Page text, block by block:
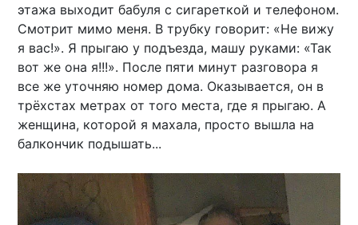
этажа выходит бабуля с сигареткой и телефоном.
Смотрит мимо меня. В трубку говорит: «Не вижу
я вас!». Я прыгаю у подъезда, машу руками: «Так
вот же она я!!!». После пяти минут разговора я
все же уточняю номер дома. Оказывается, он в
трёхстах метрах от того места, где я прыгаю. А
женщина, которой я махала, просто вышла на
балкончик подышать...